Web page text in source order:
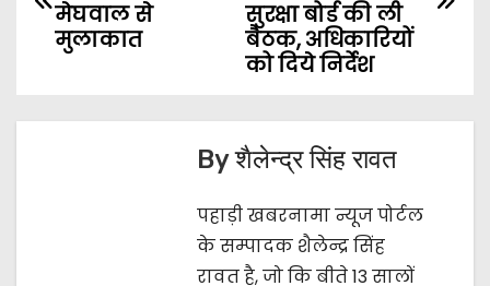
n
सुरक्षा बोर्ड की ली
बैठक, अधिकारियों
को दिये निर्देश
मेघवाल से
मुलाकात
Byशैलेन्द्र सिंह रावत
पहाड़ी खबरनामा न्यूज पोर्टल
के सम्पादक शैलेन्द्र सिंह
रावत है, जो कि बीते 13 सालों